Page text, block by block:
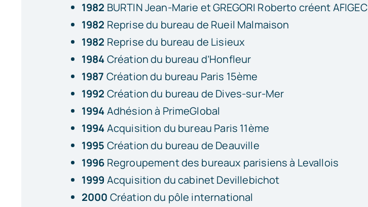
1982 BURTIN Jean-Marie et GREGORI Roberto créent AFIGEC
1982 Reprise du bureau de Rueil Malmaison
1982 Reprise du bureau de Lisieux
1984Création du bureau d’Honfleur
1987 Création du bureau Paris 15ème
1992 Création du bureau de Dives-sur-Mer
1994Adhésion à PrimeGlobal
1994Acquisition du bureau Paris 11ème
1995 Création du bureau de Deauville
1996 Regroupement des bureaux parisiens à Levallois
1999 Acquisition du cabinet Devillebichot
2000 Création du pôle international